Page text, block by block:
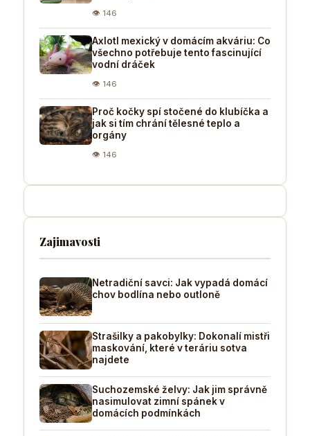
👁 146
Axlotl mexický v domácím akváriu: Co
všechno potřebuje tento fascinující
vodní dráček
👁 146
Proč kočky spí stočené do klubíčka a
jak si tím chrání tělesné teplo a
orgány
👁 146
Zajimavosti
Netradiční savci: Jak vypadá domácí
chov bodlína nebo outloně
Strašilky a pakobylky: Dokonalí mistři
maskování, které v teráriu sotva
najdete
Suchozemské želvy: Jak jim správně
nasimulovat zimní spánek v
domácích podmínkách